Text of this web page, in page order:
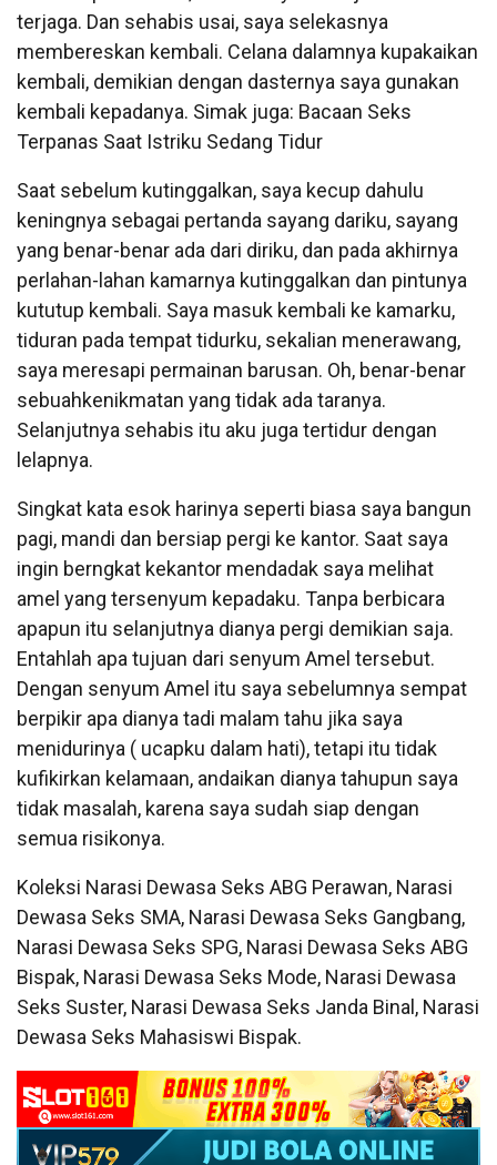
terjaga. Dan sehabis usai, saya selekasnya
membereskan kembali. Celana dalamnya kupakaikan
kembali, demikian dengan dasternya saya gunakan
kembali kepadanya. Simak juga: Bacaan Seks
Terpanas Saat Istriku Sedang Tidur
Saat sebelum kutinggalkan, saya kecup dahulu
keningnya sebagai pertanda sayang dariku, sayang
yang benar-benar ada dari diriku, dan pada akhirnya
perlahan-lahan kamarnya kutinggalkan dan pintunya
kututup kembali. Saya masuk kembali ke kamarku,
tiduran pada tempat tidurku, sekalian menerawang,
saya meresapi permainan barusan. Oh, benar-benar
sebuahkenikmatan yang tidak ada taranya.
Selanjutnya sehabis itu aku juga tertidur dengan
lelapnya.
Singkat kata esok harinya seperti biasa saya bangun
pagi, mandi dan bersiap pergi ke kantor. Saat saya
ingin berngkat kekantor mendadak saya melihat
amel yang tersenyum kepadaku. Tanpa berbicara
apapun itu selanjutnya dianya pergi demikian saja.
Entahlah apa tujuan dari senyum Amel tersebut.
Dengan senyum Amel itu saya sebelumnya sempat
berpikir apa dianya tadi malam tahu jika saya
menidurinya ( ucapku dalam hati), tetapi itu tidak
kufikirkan kelamaan, andaikan dianya tahupun saya
tidak masalah, karena saya sudah siap dengan
semua risikonya.
Koleksi Narasi Dewasa Seks ABG Perawan, Narasi
Dewasa Seks SMA, Narasi Dewasa Seks Gangbang,
Narasi Dewasa Seks SPG, Narasi Dewasa Seks ABG
Bispak, Narasi Dewasa Seks Mode, Narasi Dewasa
Seks Suster, Narasi Dewasa Seks Janda Binal, Narasi
Dewasa Seks Mahasiswi Bispak.